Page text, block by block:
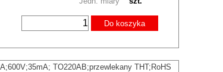
Do koszyka
TO220AB;przewlekany THT;RoHS